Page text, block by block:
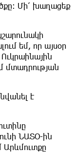
Մի՛ խաղացեք
եմ, որ այսօր
մտադրության
է
ՆԱՏՕ-ին
Արևմուտքը